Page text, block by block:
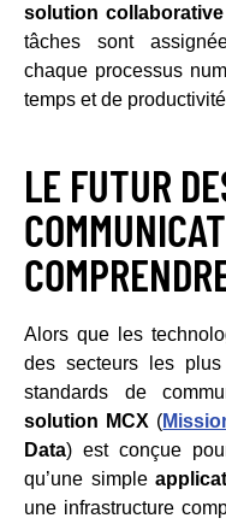
solution collaborative
tâches sont
chaque processus
temps et de
LE FUTUR
Alors que les
des secteurs les
standards de
solution MCX (
Data) est conçue
qu’une simple
une infrastructure